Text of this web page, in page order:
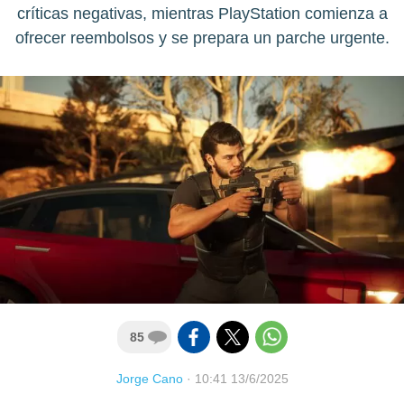
críticas negativas, mientras PlayStation comienza a
ofrecer reembolsos y se prepara un parche urgente.
85
Jorge Cano· 10:41 13/6/2025